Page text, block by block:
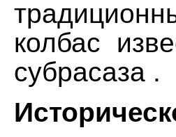
колбас
субрасаза .